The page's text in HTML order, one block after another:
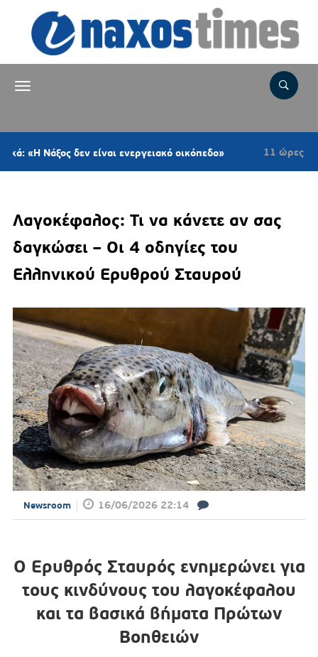
δεν είναι ενεργειακό οικόπεδο» 11 ώρες πριν
Λαγοκέφαλος: Τι να κάνετε αν σας
δαγκώσει – Οι 4 οδηγίες του
Ελληνικού Ερυθρού Σταυρού
Newsroom 16/06/2026 22:14
Ο Ερυθρός Σταυρός ενημερώνει για
τους κινδύνους του λαγοκέφαλου
και τα βασικά βήματα Πρώτων
Βοηθειών